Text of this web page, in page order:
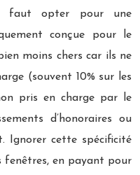
faut opter pour une
conçue pour le
moins chers car ils ne
(souvent 10% sur les
pris en charge par le
d’honoraires ou
Ignorer cette spécificité
fenêtres, en payant pour